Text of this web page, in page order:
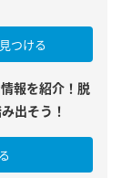
つける
報を紹介！脱
出そう！